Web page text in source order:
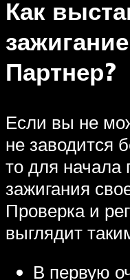
Как
Партнер?
Если вы не
не заводится
то для начала
зажигания
Проверка и
выглядит
В первую